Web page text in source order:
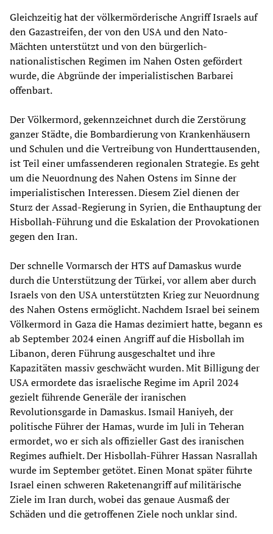
Gleichzeitig hat der völkermörderische Angriff Israels auf
den Gazastreifen, der von den USA und den Nato-
Mächten unterstützt und von den bürgerlich-
nationalistischen Regimen im Nahen Osten gefördert
wurde, die Abgründe der imperialistischen Barbarei
offenbart.
Der Völkermord, gekennzeichnet durch die Zerstörung
ganzer Städte, die Bombardierung von Krankenhäusern
und Schulen und die Vertreibung von Hunderttausenden,
ist Teil einer umfassenderen regionalen Strategie. Es geht
um die Neuordnung des Nahen Ostens im Sinne der
imperialistischen Interessen. Diesem Ziel dienen der
Sturz der Assad-Regierung in Syrien, die Enthauptung der
Hisbollah-Führung und die Eskalation der Provokationen
gegen den Iran.
Der schnelle Vormarsch der HTS auf Damaskus wurde
durch die Unterstützung der Türkei, vor allem aber durch
Israels von den USA unterstützten Krieg zur Neuordnung
des Nahen Ostens ermöglicht. Nachdem Israel bei seinem
Völkermord in Gaza die Hamas dezimiert hatte, begann es
ab September 2024 einen Angriff auf die Hisbollah im
Libanon, deren Führung ausgeschaltet und ihre
Kapazitäten massiv geschwächt wurden. Mit Billigung der
USA ermordete das israelische Regime im April 2024
gezielt führende Generäle der iranischen
Revolutionsgarde in Damaskus. Ismail Haniyeh, der
politische Führer der Hamas, wurde im Juli in Teheran
ermordet, wo er sich als offizieller Gast des iranischen
Regimes aufhielt. Der Hisbollah-Führer Hassan Nasrallah
wurde im September getötet. Einen Monat später führte
Israel einen schweren Raketenangriff auf militärische
Ziele im Iran durch, wobei das genaue Ausmaß der
Schäden und die getroffenen Ziele noch unklar sind.